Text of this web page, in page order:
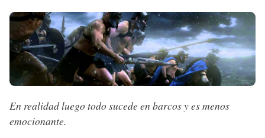
En realidad luego todo sucede en barcos y es menos
emocionante.